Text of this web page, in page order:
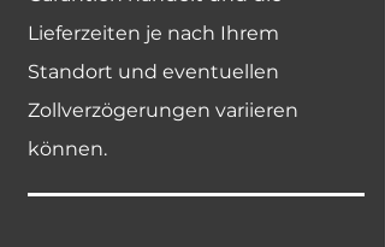
Lieferzeiten je nach Ihrem
Standort und eventuellen
Zollverzögerungen variieren
können.